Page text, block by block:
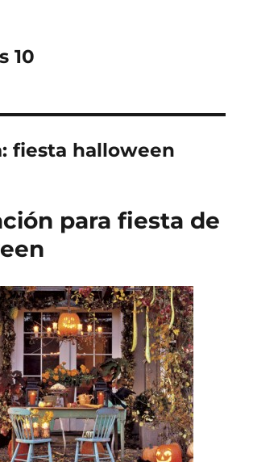
10
fiesta halloween
para fiesta de